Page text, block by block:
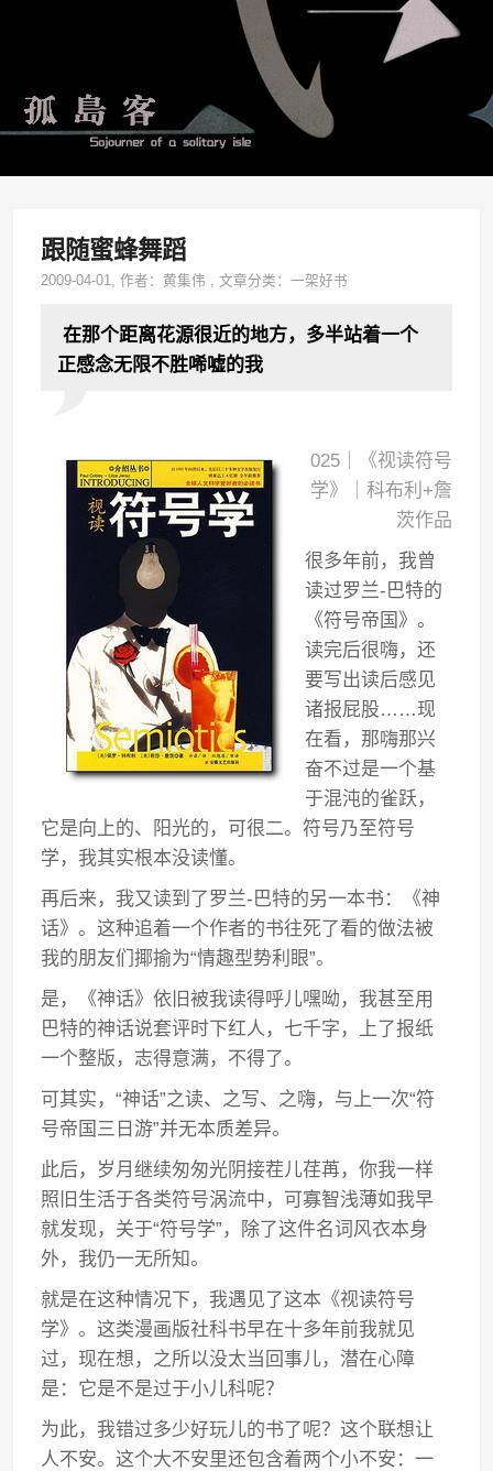
跟随蜜蜂舞蹈
2009-04-01, 作者：黄集伟 ,文章分类：一架好书
在那个距离花源很近的地方，多半站着一个
正感念无限不胜唏嘘的我
025｜《视读符号
学》｜科布利+詹
茨作品
很多年前，我曾
读过罗兰-巴特的
《符号帝国》。
读完后很嗨，还
要写出读后感见
诸报屁股……现
在看，那嗨那兴
奋不过是一个基
于混沌的雀跃，
它是向上的、阳光的，可很二。符号乃至符号
学，我其实根本没读懂。
再后来，我又读到了罗兰-巴特的另一本书：《神
话》。这种追着一个作者的书往死了看的做法被
我的朋友们揶揄为“情趣型势利眼”。
是，《神话》依旧被我读得呼儿嘿呦，我甚至用
巴特的神话说套评时下红人，七千字，上了报纸
一个整版，志得意满，不得了。
可其实，“神话”之读、之写、之嗨，与上一次“符
号帝国三日游”并无本质差异。
此后，岁月继续匆匆光阴接茬儿荏苒，你我一样
照旧生活于各类符号涡流中，可寡智浅薄如我早
就发现，关于“符号学”，除了这件名词风衣本身
外，我仍一无所知。
就是在这种情况下，我遇见了这本《视读符号
学》。这类漫画版社科书早在十多年前我就见
过，现在想，之所以没太当回事儿，潜在心障
是：它是不是过于小儿科呢？
为此，我错过多少好玩儿的书了呢？这个联想让
人不安。这个大不安里还包含着两个小不安：一